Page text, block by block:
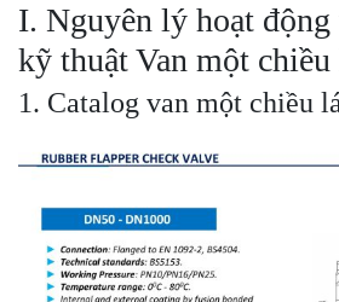
I. Nguyên lý hoạt động
kỹ thuật Van một
1. Catalog van một chiều